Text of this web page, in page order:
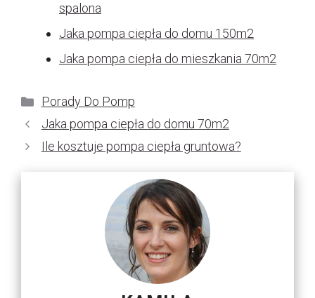
spalona
Jaka pompa ciepła do domu 150m2
Jaka pompa ciepła do mieszkania 70m2
Kategorie
Porady Do Pomp
Jaka pompa ciepła do domu 70m2
Ile kosztuje pompa ciepła gruntowa?